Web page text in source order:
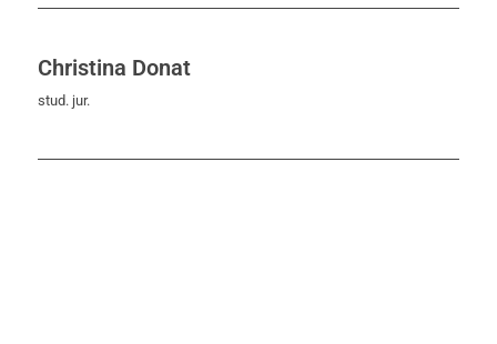
Christina Donat
stud. jur.